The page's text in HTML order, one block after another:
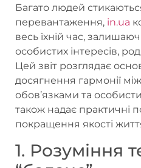
Багато людей
перевантаження, in.ua
весь їхній час,
особистих інтересів,
Цей звіт розглядає
досягнення гармонії
обов’язками та
також надає практичні
покращення якості
1. Розуміння